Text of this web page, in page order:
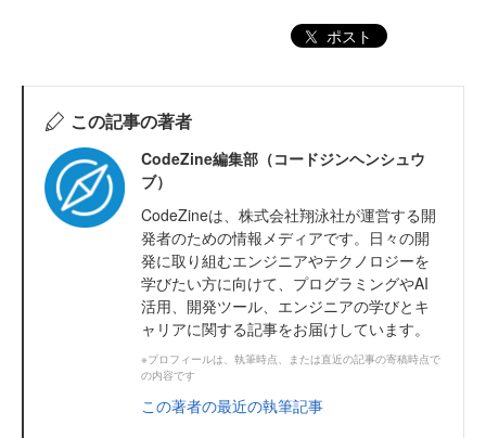
ポスト
この記事の著者
CodeZine編集部（コードジンヘンシュウ
ブ）
CodeZineは、株式会社翔泳社が運営する開
発者のための情報メディアです。日々の開
発に取り組むエンジニアやテクノロジーを
学びたい方に向けて、プログラミングやAI
活用、開発ツール、エンジニアの学びとキ
ャリアに関する記事をお届けしています。
※プロフィールは、執筆時点、または直近の記事の寄稿時点で
の内容です
この著者の最近の執筆記事